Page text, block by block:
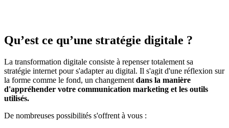
Qu’est ce qu’une stratégie digitale ?
La transformation digitale consiste à repenser totalement sa
stratégie internet pour s'adapter au digital. Il s'agit d'une réflexion sur
la forme comme le fond, un changement dans la manière
d'appréhender votre communication marketing et les outils
utilisés.
De nombreuses possibilités s'offrent à vous :